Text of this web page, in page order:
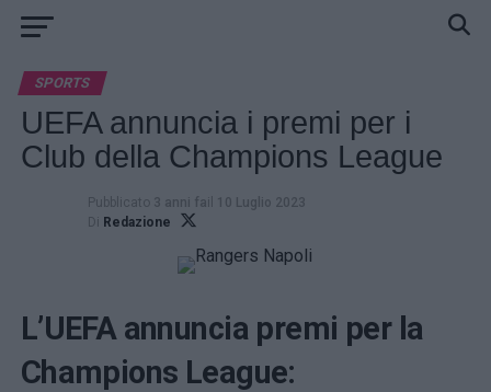
SPORTS
UEFA annuncia i premi per i
Club della Champions League
Pubblicato 3 anni fail 10 Luglio 2023
Di Redazione
L’UEFA annuncia premi per la
Champions League: